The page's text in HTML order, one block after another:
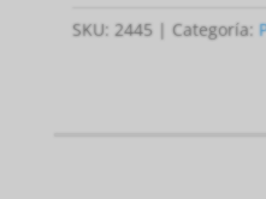
SKU: 2445 Categoría: